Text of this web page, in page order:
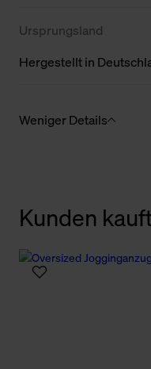
Ursprungsland
Hergestellt in
Weniger Details
Kunden